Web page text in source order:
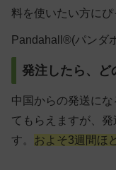
料を使いたい方にぴ
Pandahall®(パンダ
発注したら、ど
中国からの発送に
てもらえますが、
す。
およそ3週間ほ